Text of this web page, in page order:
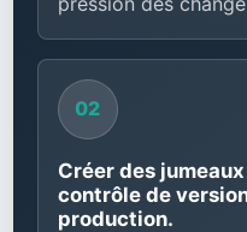
Créer des
contrôle de
production.